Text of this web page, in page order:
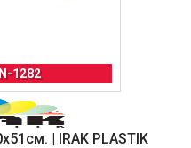
1282
| IRAK PLASTIK